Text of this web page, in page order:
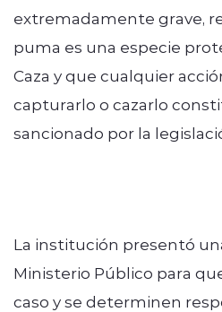
extremadamente grave,
puma es una especie
Caza y que cualquier
capturarlo o cazarlo
sancionado por la
La institución presentó
Ministerio Público para
caso y se determinen